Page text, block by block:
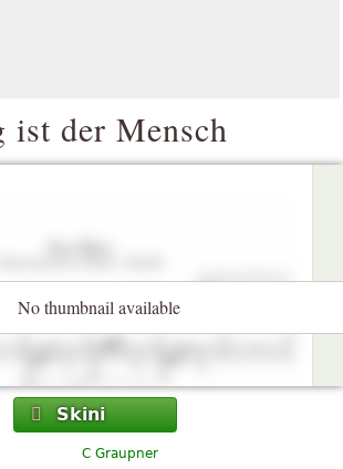
ist der Mensch
No thumbnail available
Skini
C Graupner